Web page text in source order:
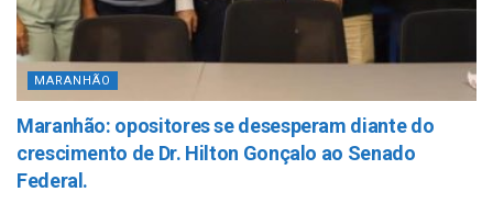
MARANHÃO
Maranhão: opositores se desesperam diante do
crescimento de Dr. Hilton Gonçalo ao Senado
Federal.